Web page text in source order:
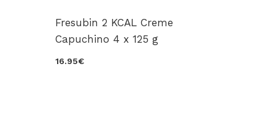
Fresubin 2 KCAL Creme
Capuchino 4 x 125 g
16.95€